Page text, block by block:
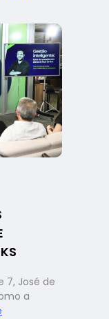
expansão
e
atenção
ao
delivery:
como
a
Baggio
Pizzaria
se
7, José de
a